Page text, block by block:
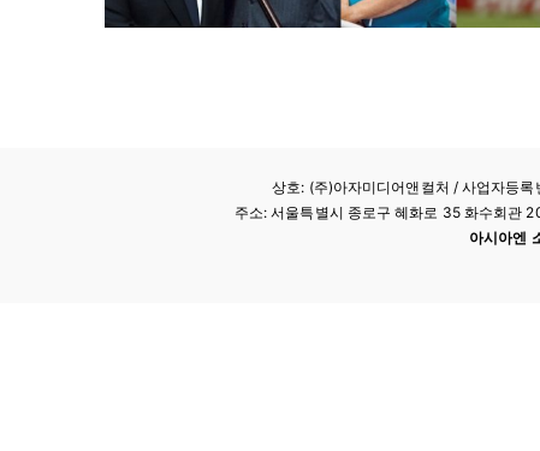
상호: (주)아자미디어앤컬처 /사업자등
주소: 서울특별시 종로구 혜화로 35 화수회관
아시아엔